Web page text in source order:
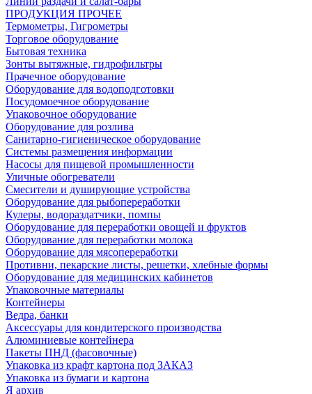
ПРОДУКЦИЯ ПРОЧЕЕ
Термометры, Гигрометры
Торговое оборудование
Бытовая техника
Зонты вытяжные, гидрофильтры
Прачечное оборудование
Оборудование для водоподготовки
Посудомоечное оборудование
Упаковочное оборудование
Оборудование для розлива
Санитарно-гигиеническое оборудование
Системы размещения информации
Насосы для пищевой промышленности
Уличные обогреватели
Смесители и душирующие устройства
Оборудование для рыбопереработки
Кулеры, водораздатчики, помпы
Оборудование для переработки овощей и фруктов
Оборудование для переработки молока
Оборудование для мясопереработки
Противни, пекарские листы, решетки, хлебные формы
Оборудование для медицинских кабинетов
Упаковочные материалы
Контейнеры
Ведра, банки
Аксессуары для кондитерского производства
Алюминиевые контейнера
Пакеты ПНД (фасовочные)
Упаковка из крафт картона под ЗАКАЗ
Упаковка из бумаги и картона
Я архив